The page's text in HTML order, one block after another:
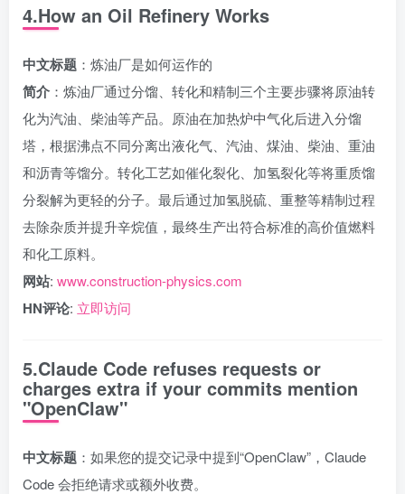
4.How an Oil Refinery Works
中文标题 ：炼油厂是如何运作的
简介 ：炼油厂通过分馏、转化和精制三个主要步骤将原油转
化为汽油、柴油等产品。原油在加热炉中气化后进入分馏
塔，根据沸点不同分离出液化气、汽油、煤油、柴油、重油
和沥青等馏分。转化工艺如催化裂化、加氢裂化等将重质馏
分裂解为更轻的分子。最后通过加氢脱硫、重整等精制过程
去除杂质并提升辛烷值，最终生产出符合标准的高价值燃料
和化工原料。
网站: www.construction-physics.com
HN评论: 立即访问
5.Claude Code refuses requests or
charges extra if your commits mention
"OpenClaw"
中文标题 ：如果您的提交记录中提到“OpenClaw”，Claude
Code 会拒绝请求或额外收费。